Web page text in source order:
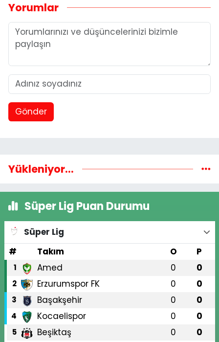
Yorumlar
Gönder
Yükleniyor...
Süper Lig Puan Durumu
Süper Lig
#
Takım O P
1 Amed 0 0
2 Erzurumspor FK 0 0
3 Başakşehir 0 0
4 Kocaelispor 0 0
5 Beşiktaş 0 0